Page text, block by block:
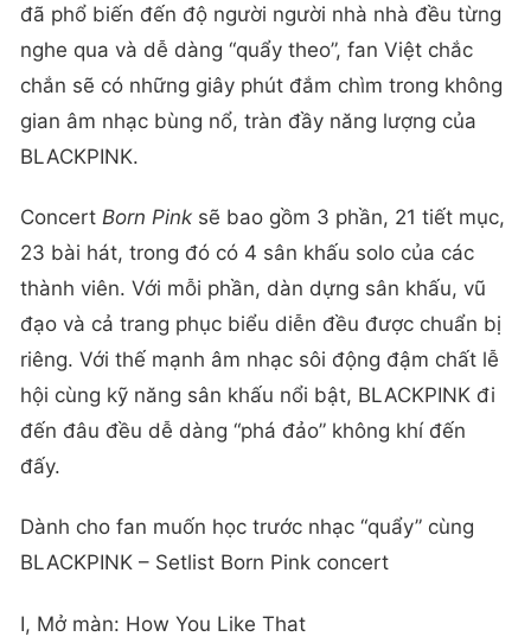
đã phổ biến đến độ người người nhà nhà đều từng
nghe qua và dễ dàng “quẩy theo”, fan Việt chắc
chắn sẽ có những giây phút đắm chìm trong không
gian âm nhạc bùng nổ, tràn đầy năng lượng của
BLACKPINK.
Concert Born Pink sẽ bao gồm 3 phần, 21 tiết mục,
23 bài hát, trong đó có 4 sân khấu solo của các
thành viên. Với mỗi phần, dàn dựng sân khấu, vũ
đạo và cả trang phục biểu diễn đều được chuẩn bị
riêng. Với thế mạnh âm nhạc sôi động đậm chất lễ
hội cùng kỹ năng sân khấu nổi bật, BLACKPINK đi
đến đâu đều dễ dàng “phá đảo” không khí đến
đấy.
Dành cho fan muốn học trước nhạc “quẩy” cùng
BLACKPINK – Setlist Born Pink concert
I, Mở màn: How You Like That